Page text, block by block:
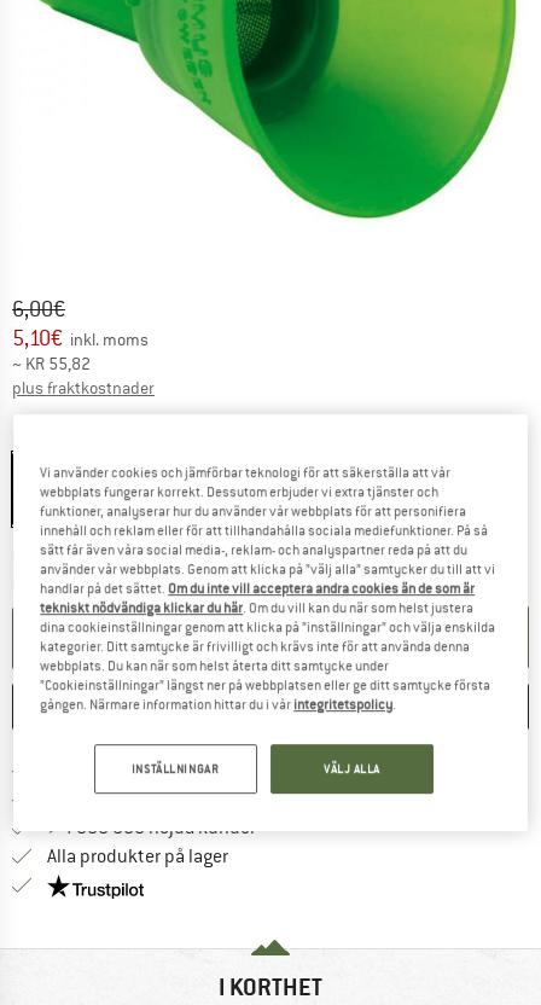
Ursprungligt pris :
6,00€
Pris:
5,10€ inkl. moms
~ KR 55,82
plus fraktkostnaderInformation om fraktkostnader. Öppnas i en inforuta
Green
15%
Leveranstid: 4-5 arbetsdagarLänken öppnas i en inforuta och innehåller
Mängd:
I VARUKORGEN
SPARA JÄMFÖR
Fraktfritt från 69 € (SE)
Hitta fraktinformation här! Öppnas i
100 dagars returrättGå till returpolicyn här Öppnas i en
> 4 000 000 nöjda kunder
Alla produkter på lager
Trust Pilot-garanti - hitta all information här!
I KORTHET
Vi använder cookies och jämförbar teknologi för att säkerställa att vår
webbplats fungerar korrekt. Dessutom erbjuder vi extra tjänster och
funktioner, analyserar hur du använder vår webbplats för att personifiera
innehåll och reklam eller för att tillhandahålla sociala mediefunktioner. På så
sätt får även våra social media-, reklam- och analyspartner reda på att du
använder vår webbplats. Genom att klicka på ”välj alla” samtycker du till att vi
handlar på det sättet. Om du inte vill acceptera andra cookies än de som är
tekniskt nödvändiga klickar du här. Om du vill kan du när som helst justera
dina cookieinställningar genom att klicka på ”inställningar” och välja enskilda
kategorier. Ditt samtycke är frivilligt och krävs inte för att använda denna
webbplats. Du kan när som helst återta ditt samtycke under
”Cookieinställningar” längst ner på webbplatsen eller ge ditt samtycke första
gången. Närmare information hittar du i vår integritetspolicy.
INSTÄLLNINGAR VÄLJ ALLA